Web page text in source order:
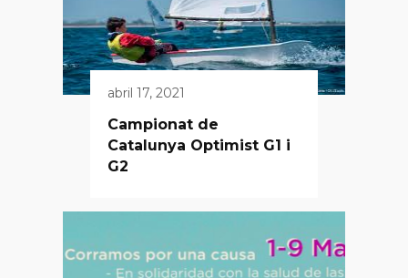
abril 17, 2021
Campionat de
Catalunya Optimist G1 i
G2